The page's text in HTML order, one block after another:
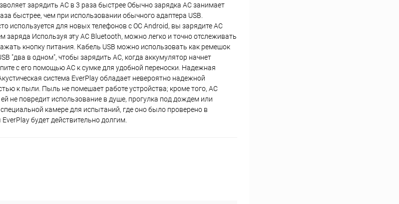
зарядить АС в 3 раза быстрее Обычно зарядка АС занимает
быстрее, чем при использовании обычного адаптера USB.
используется для новых телефонов с ОС Android, вы зарядите АС
заряда Используя эту АС Bluetooth, можно легко и точно отслеживать
кнопку питания. Кабель USB можно использовать как ремешок
"два в одном", чтобы зарядить АС, когда аккумулятор начнет
с его помощью АС к сумке для удобной переноски. Надежная
система EverPlay обладает невероятно надежной
к пыли. Пыль не помешает работе устройства; кроме того, АС
не повредит использование в душе, прогулка под дождем или
камере для испытаний, где оно было проверено в
будет действительно долгим.